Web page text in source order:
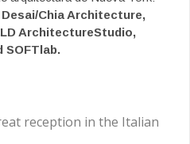
Chia Architecture,
ArchitectureStudio,
SOFTlab.
reception in the Italian